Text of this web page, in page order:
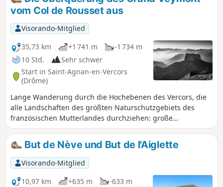
vom Col de Rousset aus
Visorando-Mitglied
35,73 km
+1 741 m
-1 734 m
10 Std.
Sehr schwer
Start in Saint-Agnan-en-Vercors
(Drôme)
Lange Wanderung durch die Hochebenen des Vercors, die
alle Landschaften des größten Naturschutzgebiets des
französischen Mutterlandes durchziehen: große
Pinienwälder, weite Hochebenen und steile Felsen der
östlichen Barriere des Vercors. Neben den
atemberaubenden Landschaften werden Sie auch von der
Fauna und Flora der Hochebenen begeistert sein.
But de Nève und But de l'Aiglette
Visorando-Mitglied
10,97 km
+635 m
-633 m